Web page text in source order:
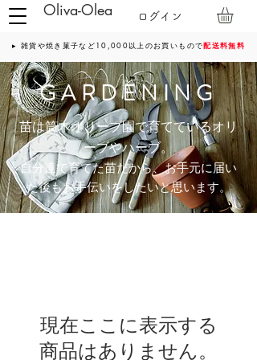
ログイン
▸ 雑貨や焼き菓子など10,000以上のお買いもので配送料無料
Oliva-Olea
GARDENING
苗は筒木オリーブ園で育てているオリ
ーブやハーブ。
自分達で育てた苗だから、お手元に届い
た後もお手伝いをしたいと思います。
現在ここに表示する
商品はありません。